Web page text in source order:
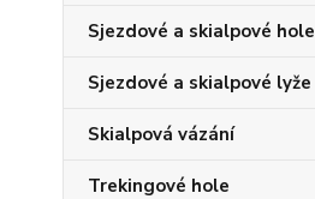
Sjezdové a skialpové hole
Sjezdové a skialpové lyže
Skialpová vázání
Trekingové hole